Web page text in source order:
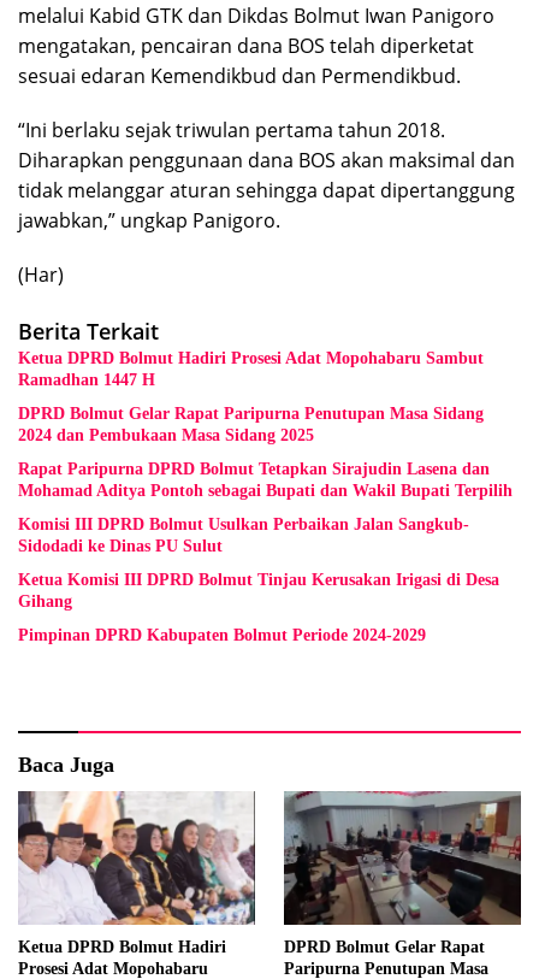
melalui Kabid GTK dan Dikdas Bolmut Iwan Panigoro
mengatakan, pencairan dana BOS telah diperketat
sesuai edaran Kemendikbud dan Permendikbud.
“Ini berlaku sejak triwulan pertama tahun 2018.
Diharapkan penggunaan dana BOS akan maksimal dan
tidak melanggar aturan sehingga dapat dipertanggung
jawabkan,” ungkap Panigoro.
(Har)
Berita Terkait
Ketua DPRD Bolmut Hadiri Prosesi Adat Mopohabaru Sambut
Ramadhan 1447 H
DPRD Bolmut Gelar Rapat Paripurna Penutupan Masa Sidang
2024 dan Pembukaan Masa Sidang 2025
Rapat Paripurna DPRD Bolmut Tetapkan Sirajudin Lasena dan
Mohamad Aditya Pontoh sebagai Bupati dan Wakil Bupati Terpilih
Komisi III DPRD Bolmut Usulkan Perbaikan Jalan Sangkub-
Sidodadi ke Dinas PU Sulut
Ketua Komisi III DPRD Bolmut Tinjau Kerusakan Irigasi di Desa
Gihang
Pimpinan DPRD Kabupaten Bolmut Periode 2024-2029
Baca Juga
Ketua DPRD Bolmut Hadiri
Prosesi Adat Mopohabaru
DPRD Bolmut Gelar Rapat
Paripurna Penutupan Masa